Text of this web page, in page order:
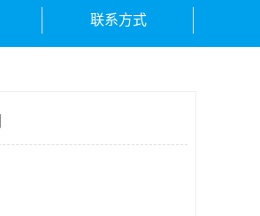
联系方式